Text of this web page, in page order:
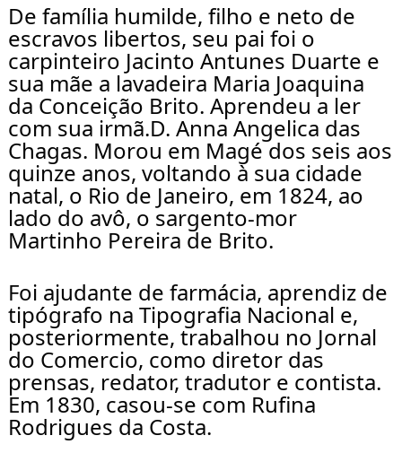
De família humilde, filho e neto de
escravos libertos, seu pai foi o
carpinteiro Jacinto Antunes Duarte e
sua mãe a lavadeira Maria Joaquina
da Conceição Brito. Aprendeu a ler
com sua irmã.D. Anna Angelica das
Chagas. Morou em Magé dos seis aos
quinze anos, voltando à sua cidade
natal, o Rio de Janeiro, em 1824, ao
lado do avô, o sargento-mor
Martinho Pereira de Brito.
Foi ajudante de farmácia, aprendiz de
tipógrafo na Tipografia Nacional e,
posteriormente, trabalhou no Jornal
do Comercio, como diretor das
prensas, redator, tradutor e contista.
Em 1830, casou-se com Rufina
Rodrigues da Costa.